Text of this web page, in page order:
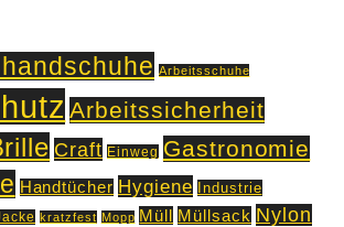
Arbeitsschuhe
Arbeitssicherheit
Craft Einweg Gastronomie
Handtücher Hygiene Industrie
kratzfest Mopp Müll Müllsack Nylon